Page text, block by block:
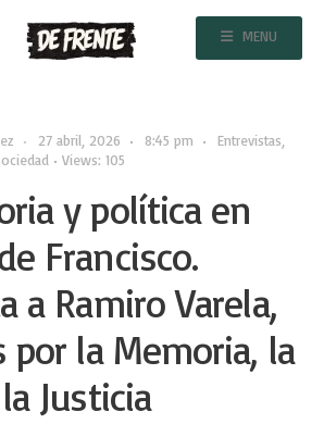
MENU
• 27 abril, 2026 • 8:45 pm • Entrevistas
• Views: 105
y política en
Francisco.
a Ramiro Varela,
por la Memoria, la
Justicia